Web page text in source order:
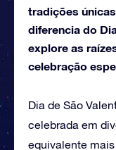
tradições
diferencia do
explore as
celebração
Dia de São
celebrada em
equivalente